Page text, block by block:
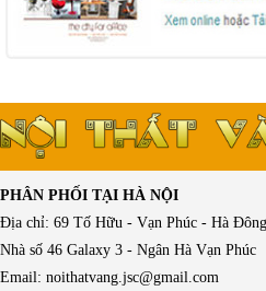
PHÂN PHỐI TẠI HÀ NỘI
Địa chỉ: 69 Tố Hữu - Vạn Phúc - Hà
Nhà số 46 Galaxy 3 - Ngân Hà Vạn Phúc
Email: noithatvang.jsc@gmail.com